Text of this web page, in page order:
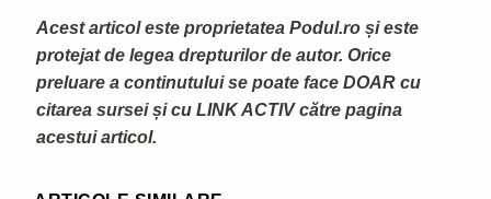
Acest articol este proprietatea Podul.ro și este
protejat de legea drepturilor de autor. Orice
preluare a continutului se poate face DOAR cu
citarea sursei și cu LINK ACTIV către pagina
acestui articol.